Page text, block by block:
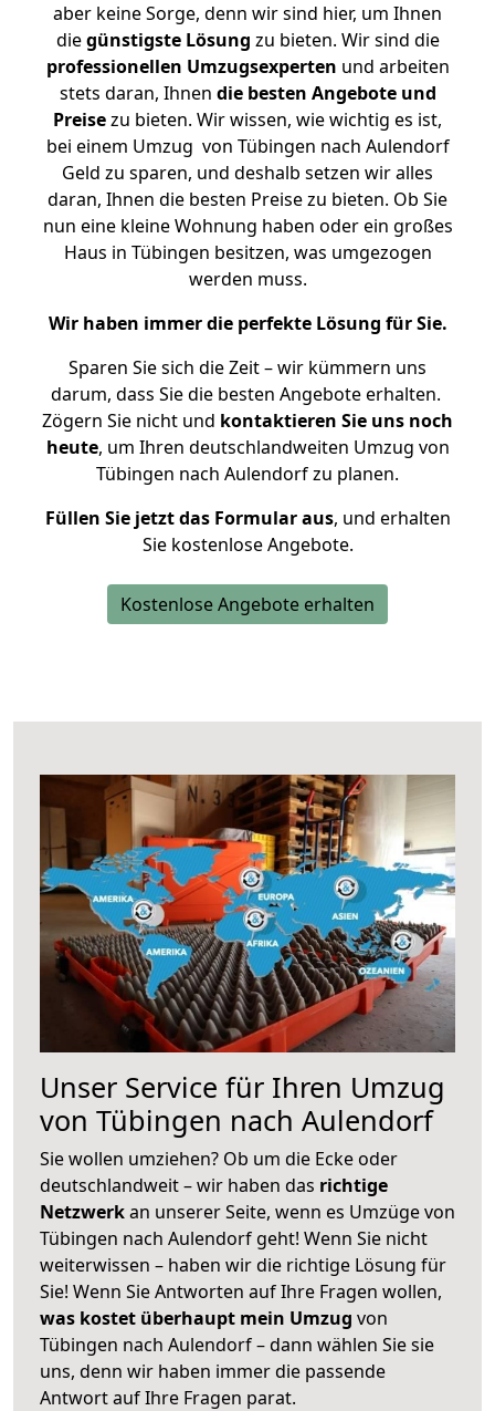
aber keine Sorge, denn wir sind hier, um Ihnen
diegünstigste Lösung zu bieten. Wir sind die
professionellen Umzugsexperten und arbeiten
stets daran, Ihnen die besten Angebote und
Preisezu bieten. Wir wissen, wie wichtig es ist,
bei einem Umzug von Tübingen nach Aulendorf
Geld zu sparen, und deshalb setzen wir alles
daran, Ihnen die besten Preise zu bieten. Ob Sie
nun eine kleine Wohnung haben oder ein großes
Haus in Tübingen besitzen, was umgezogen
werden muss.
Wir haben immer die perfekte Lösung für Sie.
Sparen Sie sich die Zeit – wir kümmern uns
darum, dass Sie die besten Angebote erhalten.
Zögern Sie nicht und kontaktieren Sie uns noch
heute, um Ihren deutschlandweiten Umzug von
Tübingen nach Aulendorf zu planen.
Füllen Sie jetzt das Formular aus, und erhalten
Sie kostenlose Angebote.
Kostenlose Angebote erhalten
Unser Service für Ihren Umzug
von Tübingen nach Aulendorf
Sie wollen umziehen? Ob um die Ecke oder
deutschlandweit – wir haben das richtige
Netzwerkan unserer Seite, wenn es Umzüge von
Tübingen nach Aulendorf geht! Wenn Sie nicht
weiterwissen – haben wir die richtige Lösung für
Sie! Wenn Sie Antworten auf Ihre Fragen wollen,
was kostet überhaupt mein Umzug von
Tübingen nach Aulendorf – dann wählen Sie sie
uns, denn wir haben immer die passende
Antwort auf Ihre Fragen parat.